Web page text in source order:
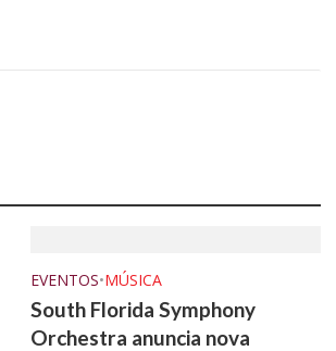
EVENTOS•MÚSICA
South Florida Symphony
Orchestra anuncia nova